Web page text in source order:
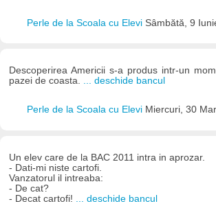
Perle de la Scoala cu Elevi Sâmbătă, 9
Descoperirea Americii s-a produs intr-un
pazei de coasta. ... deschide bancul
Perle de la Scoala cu Elevi Miercuri, 30
Un elev care de la BAC 2011 intra in aprozar.
- Dati-mi niste cartofi.
Vanzatorul il intreaba:
- De cat?
- Decat cartofi!
... deschide bancul